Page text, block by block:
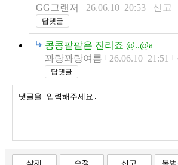
GG그랜저
26.06.10 20:53 신고
답댓글
콩콩팥팥은 진리죠 @..@a
꽈랑꽈랑여름
26.06.10 21:51
답댓글
삭제 수정 신고 불